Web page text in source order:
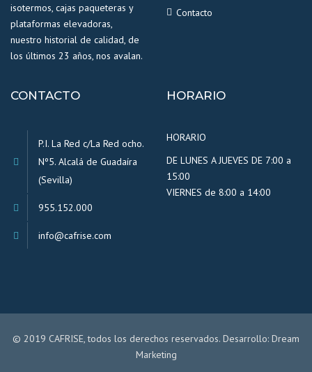
isotermos, cajas paqueteras y
plataformas elevadoras,
nuestro historial de calidad, de
los últimos 23 años, nos avalan.
Contacto
CONTACTO
P.I. La Red c/La Red ocho.
Nº5. Alcalá de Guadaíra
(Sevilla)
955.152.000
info@cafrise.com
HORARIO
HORARIO
DE LUNES A JUEVES DE 7:00 a
15:00
VIERNES de 8:00 a 14:00
© 2019 CAFRISE, todos los derechos reservados. Desarrollo: Dream
Marketing